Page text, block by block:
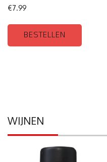
€7.99
BESTELLEN
WIJNEN